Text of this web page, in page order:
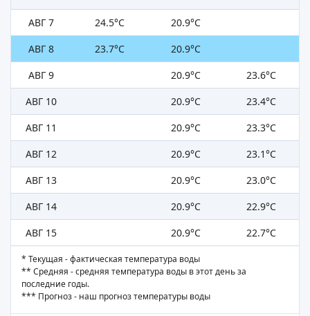
АВГ 7
24.5°C
20.9°C
АВГ 8
23.7°C
20.9°C
АВГ 9
20.9°C
23.6°C
АВГ 10
20.9°C
23.4°C
АВГ 11
20.9°C
23.3°C
АВГ 12
20.9°C
23.1°C
АВГ 13
20.9°C
23.0°C
АВГ 14
20.9°C
22.9°C
АВГ 15
20.9°C 22.7°C
* Текущая - фактическая температура воды
** Средняя - средняя температура воды в этот день за
последние годы.
*** Прогноз - наш прогноз температуры воды